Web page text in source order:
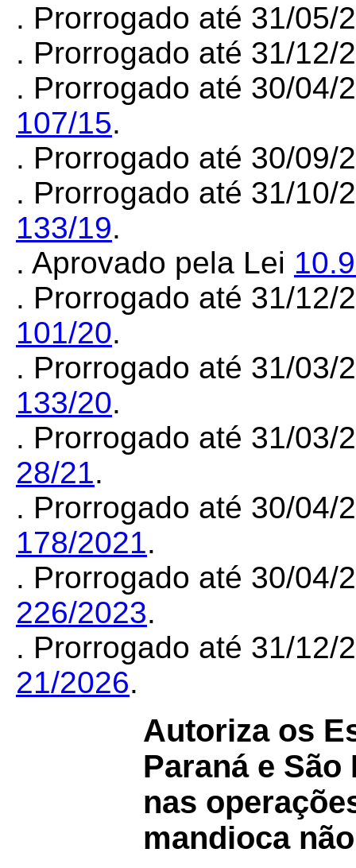
. Prorrogado até 31/05/
. Prorrogado até 31/
. Prorrogado até 30/04/
107/15.
. Prorrogado até 30/
. Prorrogado até 31/10/
133/19.
. Aprovado pela Lei
. Prorrogado até 31/12/
101/20.
. Prorrogado até 31/03/
133/20.
. Prorrogado até 31/03/
28/21.
. Prorrogado até 30/04/
178/2021.
. Prorrogado até 30/04/
226/2023.
. Prorrogado até 31/12/
21/2026.
Autoriza os
Paraná e
nas
mandioca